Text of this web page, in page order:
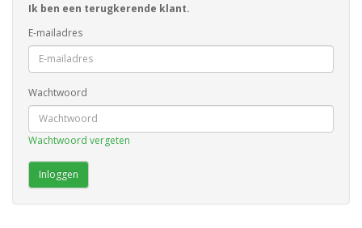
Ik ben een terugkerende klant.
E-mailadres
Wachtwoord
Wachtwoord vergeten